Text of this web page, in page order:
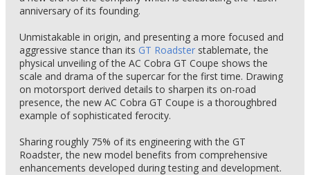
anniversary of its founding.
Unmistakable in origin, and presenting a more focused and
aggressive stance than its GT Roadster stablemate, the
physical unveiling of the AC Cobra GT Coupe shows the
scale and drama of the supercar for the first time. Drawing
on motorsport derived details to sharpen its on-road
presence, the new AC Cobra GT Coupe is a thoroughbred
example of sophisticated ferocity.
Sharing roughly 75% of its engineering with the GT
Roadster, the new model benefits from comprehensive
enhancements developed during testing and development.